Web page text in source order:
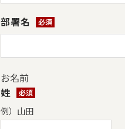
部署名
お名前
姓*
例）山田